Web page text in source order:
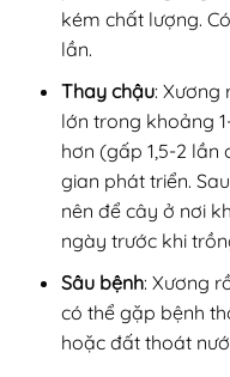
kém chất lượng.
lần.
Thay chậu: Xương
lớn trong khoảng
hơn (gấp 1,5-2 lần
gian phát triển.
nên để cây ở nơi
ngày trước khi
Sâu bệnh: Xương
có thể gặp bệnh
hoặc đất thoát